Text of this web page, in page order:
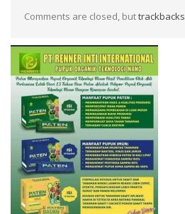
Comments are closed, buttrackbacks